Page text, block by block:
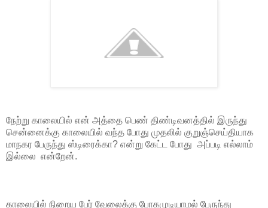
நேற்று காலையில் என் அத்தை பெண் திண்டிவனத்தில் இருந்து
சென்னைக்கு காலையில் வந்த போது முதலில் குறுஞ்செய்தியாக
மாநகர பேருந்து ஸ்டிரைக்கா? என்று கேட்ட போது அப்படி எல்லாம்
இல்லை என்றேன்.
காலையில் நிறைய பேர் வேலைக்கு போகமுடியாமல் பேருந்து